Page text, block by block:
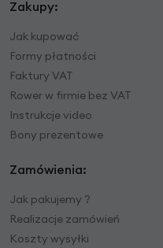
Zakupy:
Jak kupować
Formy płatności
Faktury VAT
Rower w firmie bez VAT
Instrukcje video
Bony prezentowe
Zamówienia:
Jak pakujemy ?
Realizacje zamówień
Koszty wysyłki